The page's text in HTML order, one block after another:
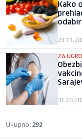
Kako
odabir
ZA
Ukupno:292